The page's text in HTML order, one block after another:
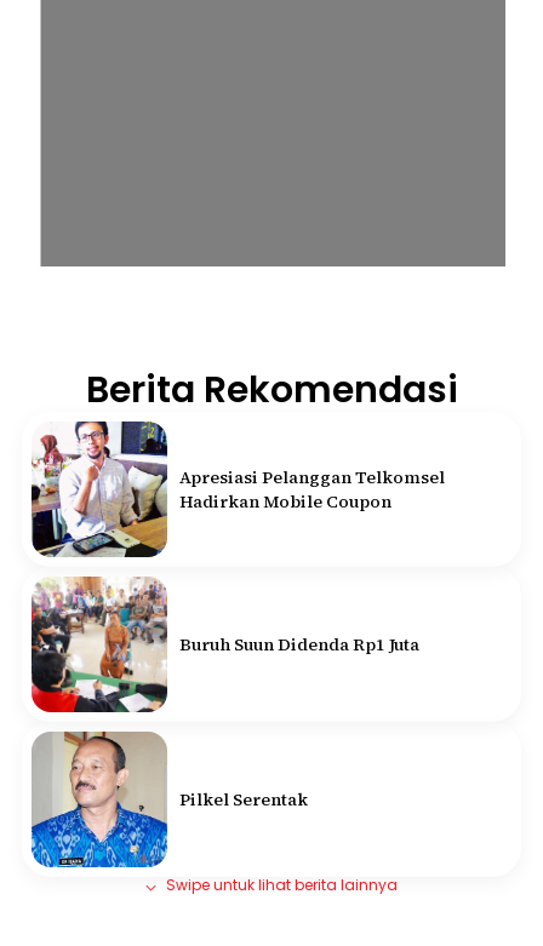
Berita Rekomendasi
Apresiasi Pelanggan Telkomsel
Hadirkan Mobile Coupon
Buruh Suun Didenda Rp1 Juta
Pilkel Serentak
Swipe untuk lihat berita lainnya